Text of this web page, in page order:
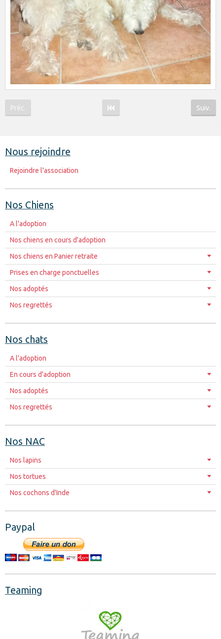
Préc. Suiv.
Nous rejoindre
Rejoindre l'association
Nos Chiens
A l'adoption
Nos chiens en cours d'adoption
Nos chiens en Panier retraite
Prises en charge ponctuelles
Nos adoptés
Nos regrettés
Nos chats
A l'adoption
En cours d'adoption
Nos adoptés
Nos regrettés
Nos NAC
Nos lapins
Nos tortues
Nos cochons d'Inde
Paypal
Teaming